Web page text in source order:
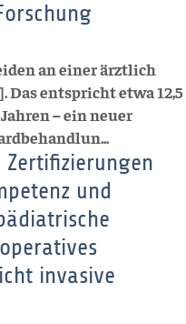
an einer ärztlich
entspricht etwa 12,5
– ein neuer
Zertifizierungen
und
invasive